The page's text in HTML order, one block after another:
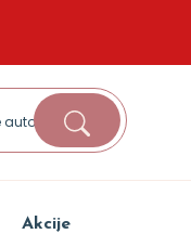
Akcije